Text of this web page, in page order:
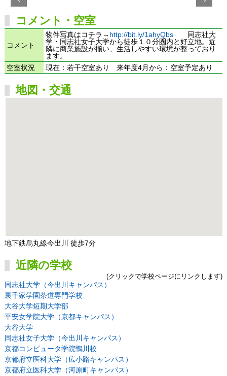
コメント・空室
コメント
物件写真はコチラ→ http://bit.ly/1ahyQbs 同志社大
学・同志社女子大学から徒歩１０分圏内と好立地。近
隣に商業施設が揃い、生活しやすい環境が整っており
ます。
空室状況
現在：若干空室あり 来年度4月から：空室予定あり
地図・交通
地下鉄烏丸線今出川 徒歩7分
近隣の学校
(クリックで学校ページにリンクします)
同志社大学（今出川キャンパス）
裏千家学園茶道専門学校
大谷大学短期大学部
平安女学院大学（京都キャンパス）
大谷大学
同志社女子大学（今出川キャンパス）
京都コンピュータ学院鴨川校
京都府立医科大学（広小路キャンパス）
京都府立医科大学（河原町キャンパス）